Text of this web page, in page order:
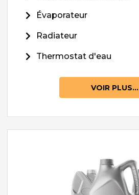
Évaporateur
Radiateur
Thermostat d'eau
VOIR PLUS...